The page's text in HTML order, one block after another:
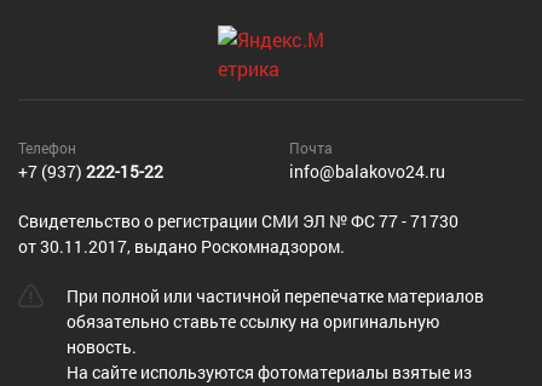
Телефон
+7 (937) 222-15-22
Почта
info@balakovo24.ru
Cвидетельство о регистрации СМИ ЭЛ № ФС 77 - 71730
от 30.11.2017, выдано Роскомнадзором.
При полной или частичной перепечатке материалов
обязательно ставьте ссылку на оригинальную
новость.
На сайте используются фотоматериалы взятые из